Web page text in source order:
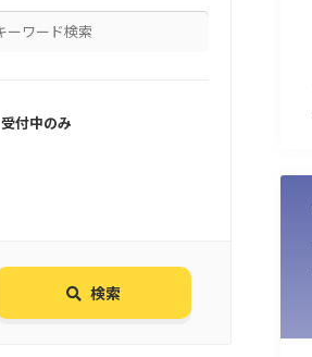
受付中のみ
検索